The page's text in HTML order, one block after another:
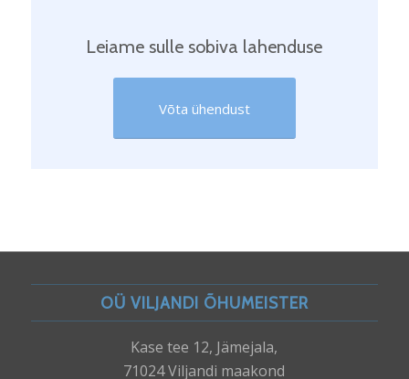
Leiame sulle sobiva lahenduse
Võta ühendust
OÜ VILJANDI ÕHUMEISTER
Kase tee 12, Jämejala,
71024 Viljandi maakond